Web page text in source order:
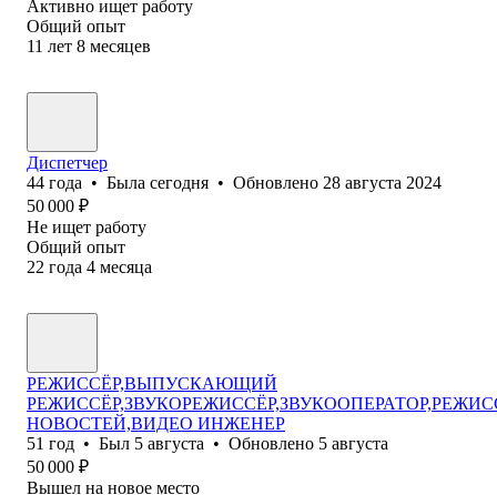
Активно ищет работу
Общий опыт
11 лет 8 месяцев
Диспетчер
44 года • Была сегодня • Обновлено 28 августа 2024
50 000 ₽
Не ищет работу
Общий опыт
22 года 4 месяца
РЕЖИССЁР,ВЫПУСКАЮЩИЙ
НОВОСТЕЙ,ВИДЕО ИНЖЕНЕР
51 год • Был 5 августа • Обновлено 5 августа
50 000 ₽
Вышел на новое место